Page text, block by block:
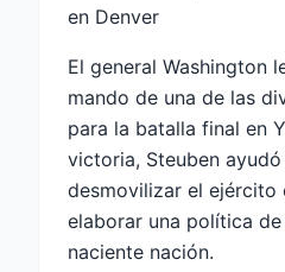
en Denver
El general Washington
mando de una de las
para la batalla final en
victoria, Steuben
desmovilizar el ejército
elaborar una política
naciente nación.